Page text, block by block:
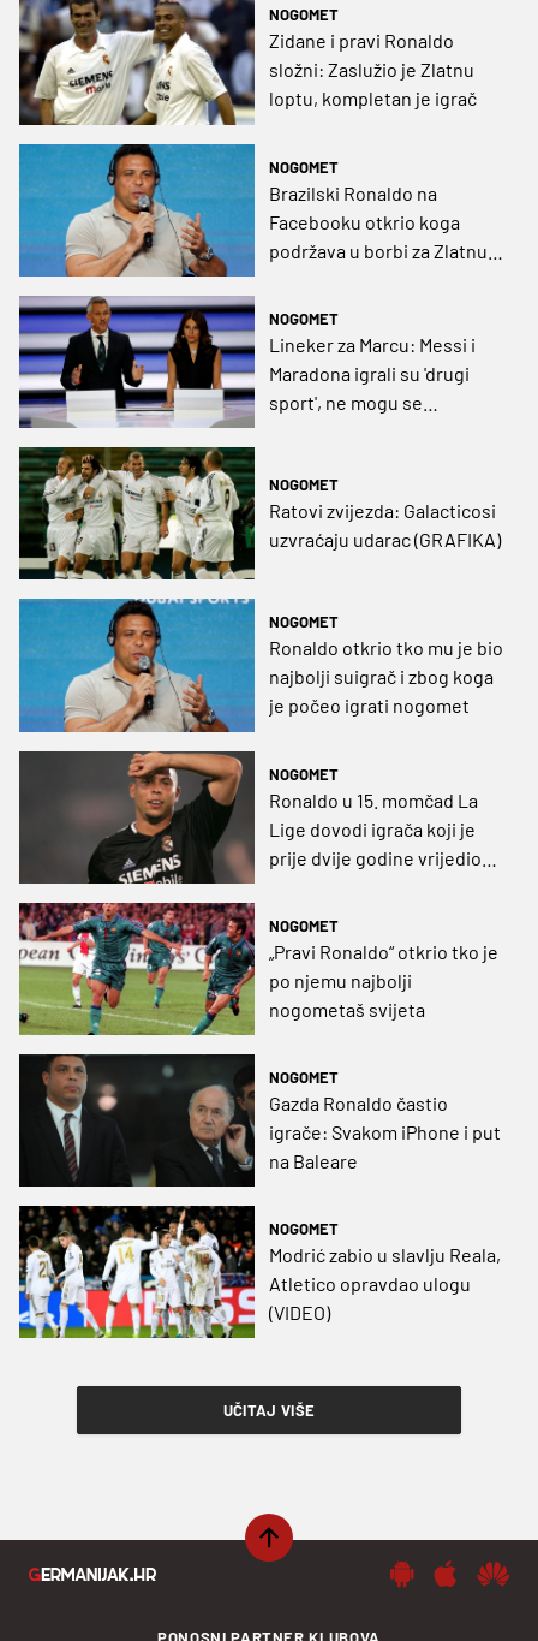
NOGOMET
Zidane i pravi Ronaldo
složni: Zaslužio je Zlatnu
loptu, kompletan je igrač
NOGOMET
Brazilski Ronaldo na
Facebooku otkrio koga
podržava u borbi za Zlatnu
NOGOMET
Lineker za Marcu: Messi i
Maradona igrali su 'drugi
sport', ne mogu se
NOGOMET
Ratovi zvijezda: Galacticosi
uzvraćaju udarac (GRAFIKA)
NOGOMET
Ronaldo otkrio tko mu je bio
najbolji suigrač i zbog koga
je počeo igrati nogomet
NOGOMET
Ronaldo u 15. momčad La
Lige dovodi igrača koji je
prije dvije godine vrijedio
NOGOMET
„Pravi Ronaldo“ otkrio tko je
po njemu najbolji
nogometaš svijeta
NOGOMET
Gazda Ronaldo častio
igrače: Svakom iPhone i put
na Baleare
NOGOMET
Modrić zabio u slavlju Reala,
Atletico opravdao ulogu
(VIDEO)
UČITAJ VIŠE